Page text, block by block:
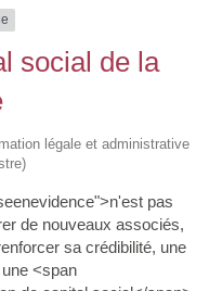
social de la
légale et administrative
pas
de nouveaux associés,
sa crédibilité, une
<span